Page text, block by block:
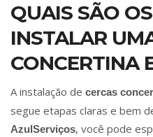
QUAIS SÃO
INSTALAR
CONCERTINA
A instalação de cercas
segue etapas claras e bem
AzulServiços, você pode